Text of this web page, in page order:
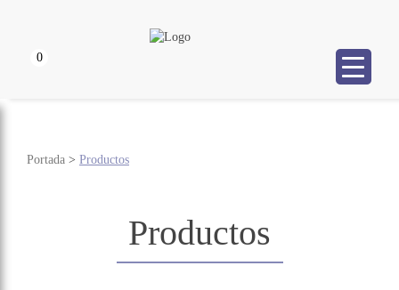
0
Portada > Productos
Productos